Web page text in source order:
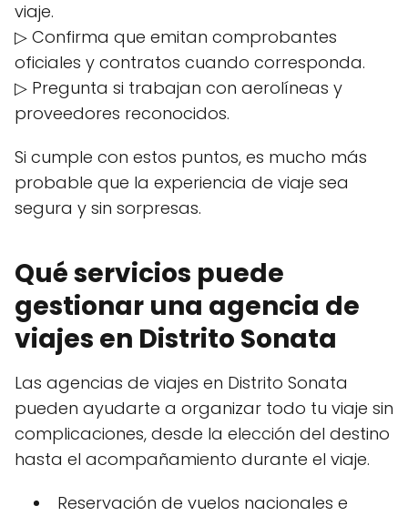
viaje.
▷ Confirma que emitan comprobantes
oficiales y contratos cuando corresponda.
▷ Pregunta si trabajan con aerolíneas y
proveedores reconocidos.
Si cumple con estos puntos, es mucho más
probable que la experiencia de viaje sea
segura y sin sorpresas.
Qué servicios puede
gestionar una agencia de
viajes en Distrito Sonata
Las agencias de viajes en Distrito Sonata
pueden ayudarte a organizar todo tu viaje sin
complicaciones, desde la elección del destino
hasta el acompañamiento durante el viaje.
Reservación de vuelos nacionales e